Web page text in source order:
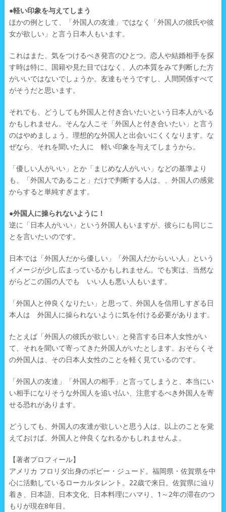
●軽い印象を与えてしまう
ほかの例として、「外国人の友達」ではなく「外国人の彼氏や彼
女が欲しい」と言う日本人もいます。
これはまた、気をつけるべき発言のひとつ。恋人や結婚相手を探
す時は特に、国籍や見た目ではなく、人の本質をみて判断した方
がいいではないでしょうか。友達もそうですし、人間関係すべて
がそうだと思います。
それでも、どうしても外国人と付き合いたいという日本人がいる
かもしれません。そんな人こそ「外国人と付き合いたい」と言う
のはやめましょう。理想的な外国人と出会いにくくなります。な
ぜなら、それを聞いた人に 軽い印象を与えてしまうから。
「優しい人がいい」とか「まじめな人がいい」などの基準より
も、「外国人であること」だけで判断する人は、、外国人の感覚
からすると単純すぎます。
●外国人に操られないように！
逆に「日本人がいい」という外国人もいますが、彼らにも同じこ
とを言いたいのです。
日本では「外国人だから優しい」「外国人だからいい人」という
イメージが少し広まっているかもしれません。でも実は、当然な
がらどこの国の人でも いい人も悪い人もいます。
「外国人と仲良くなりたい」と思って、外国人を信用しすぎる日
本人は 外国人に操られないように気を付ける必要があります。
たとえば「外国人の彼氏が欲しい」と発言する日本人女性がい
て、それを聞いて寄ってきた外国人がいたとします。おそらくそ
の外国人は、その日本人女性のことを軽く見ているのです。
「外国人の友達」「外国人の相手」と言ってしまうと、本当にい
い相手になりそうな外国人を追い払い、注意するべき外国人を寄
せる恐れがあります。
どうしても、外国人の友達が欲しいと思う人は、以上のことを覚
えておけば、外国人と仲良くなれるかもしれませんよ。
【著者プロフィール】
アメリカ フロリダ出身のボビー・ジュード。福岡県・佐賀県を中
心に活動しているローカルタレント。22歳で来日。佐賀県に辿り
着き、日本語、日本文化、日本料理にハマり、1～2年の滞在のつ
もりが現在8年目。